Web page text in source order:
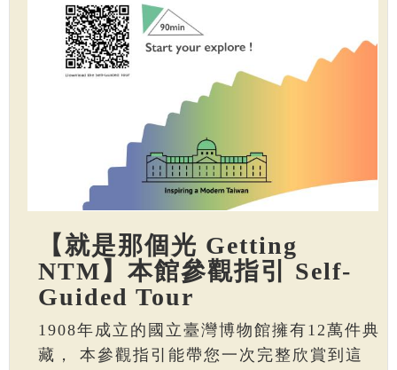
【就是那個光 Getting
NTM】本館參觀指引 Self-
Guided Tour
1908年成立的國立臺灣博物館擁有12萬件典
藏， 本參觀指引能帶您一次完整欣賞到這